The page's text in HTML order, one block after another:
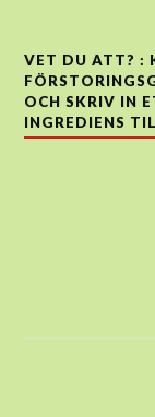
VET DU ATT? :
OCH SKRIV IN
INGREDIENS